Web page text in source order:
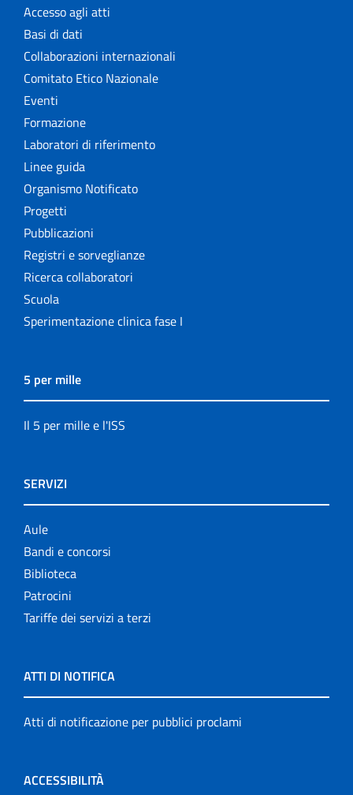
Accesso agli atti
Basi di dati
Collaborazioni internazionali
Comitato Etico Nazionale
Eventi
Formazione
Laboratori di riferimento
Linee guida
Organismo Notificato
Progetti
Pubblicazioni
Registri e sorveglianze
Ricerca collaboratori
Scuola
Sperimentazione clinica fase I
5 per mille
Il 5 per mille e l'ISS
SERVIZI
Aule
Bandi e concorsi
Biblioteca
Patrocini
Tariffe dei servizi a terzi
ATTI DI NOTIFICA
Atti di notificazione per pubblici proclami
ACCESSIBILITÀ